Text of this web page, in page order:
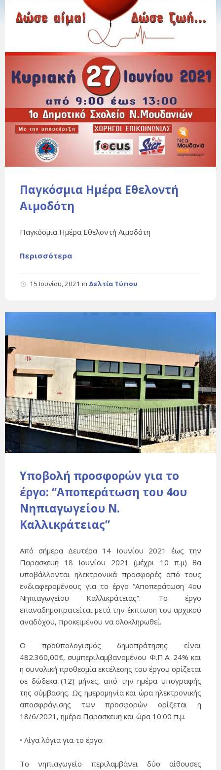
Παγκόσμια Ημέρα Εθελοντή
Αιμοδότη
Παγκόσμια Ημέρα Εθελοντή Αιμοδότη
Περισσότερα
15 Ιουνίου, 2021 in Δελτία Τύπου
Υποβολή προσφορών για το
έργο: “Αποπεράτωση του 4ου
Νηπιαγωγείου Ν.
Καλλικράτειας”
Από σήμερα Δευτέρα 14 Ιουνίου 2021 έως την
Παρασκευή 18 Ιουνίου 2021 (μέχρι 10 π.μ) θα
υποβάλλονται ηλεκτρονικά προσφορές από τους
ενδιαφερομένους για το έργο “Αποπεράτωση 4ου
Νηπιαγωγείου Καλλικράτειας”. Το έργο
επαναδημοπρατείται μετά την έκπτωση του αρχικού
αναδόχου, προκειμένου να ολοκληρωθεί.
Ο προϋπολογισμός δημοπράτησης είναι
482.360,00€, συμπεριλαμβανομένου Φ.Π.Α. 24% και
η συνολική προθεσμία εκτέλεσης του έργου ορίζεται
σε δώδεκα (12) μήνες, από την ημέρα υπογραφής
της σύμβασης. Ως ημερομηνία και ώρα ηλεκτρονικής
αποσφράγισης των προσφορών ορίζεται η
18/6/2021, ημέρα Παρασκευή και ώρα 10.00 π.μ.
• Λίγα λόγια για το έργο:
Το νηπιαγωγείο περιλαμβάνει δύο αίθουσες